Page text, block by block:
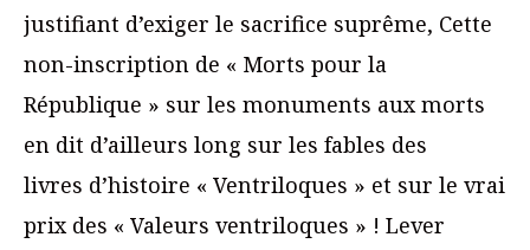
justifiant d’exiger le sacrifice suprême, Cette
non-inscription de « Morts pour la
République » sur les monuments aux morts
en dit d’ailleurs long sur les fables des
livres d’histoire « Ventriloques » et sur le vrai
prix des « Valeurs ventriloques » ! Lever